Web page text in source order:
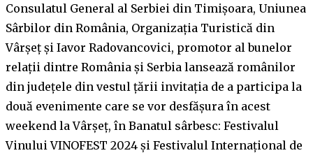
Consulatul General al Serbiei din Timișoara, Uniunea
Sârbilor din România, Organizația Turistică din
Vârșeț și Iavor Radovancovici, promotor al bunelor
relații dintre România și Serbia lansează românilor
din județele din vestul țării invitația de a participa la
două evenimente care se vor desfășura în acest
weekend la Vârșeț, în Banatul sârbesc: Festivalul
Vinului VINOFEST 2024 și Festivalul Internațional de